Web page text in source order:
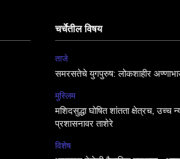
चर्चेतील विषय
ताजे
समरसतेचे युगपुरुष: लोकशाहीर
मुस्लिम
मशिदसुद्धा घोषित शांतता क्षेत्रच, उच्च
प्रशासनावर ताशेरे
विशेष